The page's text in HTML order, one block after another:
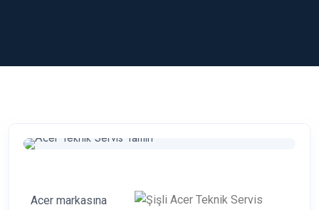
Acer markasına